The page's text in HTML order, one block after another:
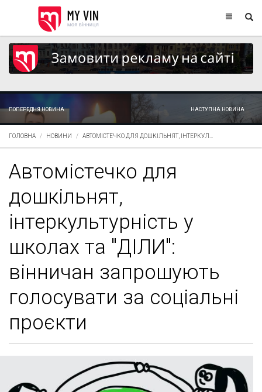
ПОПЕРЕДНЯ НОВИНА НАСТУПНА НОВИНА
ГОЛОВНА НОВИНИ АВТОМІСТЕЧКО ДЛЯ ДОШКІЛЬНЯТ, ІНТЕРКУЛ...
Автомістечко для
дошкільнят,
інтеркультурність у
школах та "ДІЛИ":
вінничан запрошують
голосувати за соціальні
проєкти